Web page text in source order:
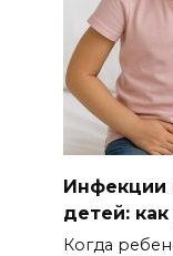
Инфекции
детей:
Когда